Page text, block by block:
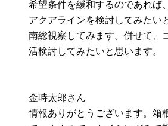
希望条件を緩和するのであれば
アクアラインを検討してみたい
南総視察してみます。併せて、
活検討してみたいと思います。
金時太郎さん
情報ありがとうございます。箱